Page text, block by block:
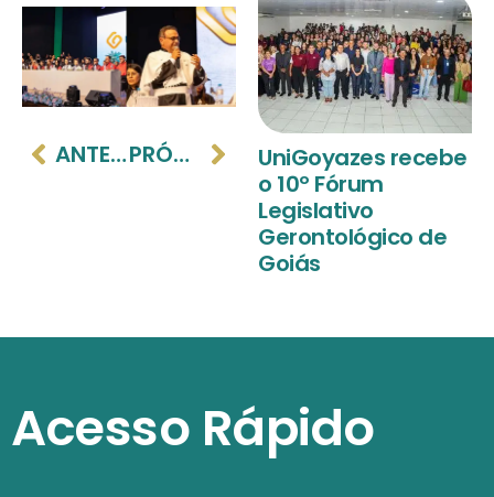
ANTERIOR PRÓXIMO
UniGoyazes recebe
o 10º Fórum
Legislativo
Gerontológico de
Goiás
Acesso Rápido